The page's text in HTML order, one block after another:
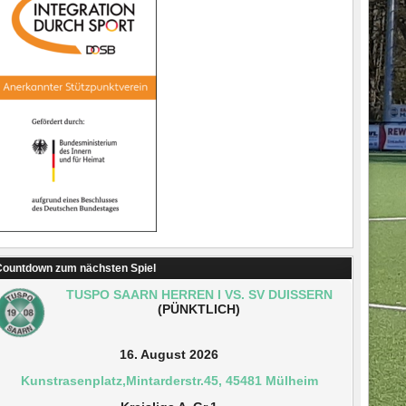
zum nächsten Spiel
TUSPO SAARN HERREN I VS. SV DUISSERN
(PÜNKTLICH)
16. August 2026
Kunstrasenplatz,Mintarderstr.45, 45481 Mülheim